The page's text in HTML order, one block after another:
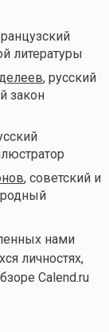
литературы
, русский
закон
, советский и
нами
личностях,
Calend.ru